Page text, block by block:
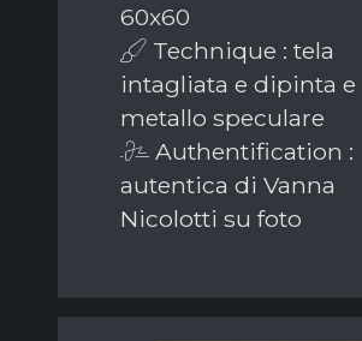
60x60
Technique : tela
intagliata e dipinta e
metallo speculare
Authentification :
autentica di Vanna
Nicolotti su foto